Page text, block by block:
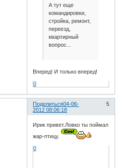
А тут еще
командировки,
стройка, ремонт,
переезд,
квартирный
вопрос...
Вперед! И только вперед!
0
Поделиться 5
04-06-
2012 08:06:18
Ирик привет.Ловко ты поймал
жар-птицу.
0